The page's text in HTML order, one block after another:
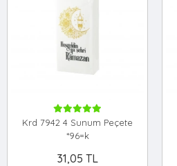
Krd 7942 4 Sunum Peçete
*96=k
31,05 TL